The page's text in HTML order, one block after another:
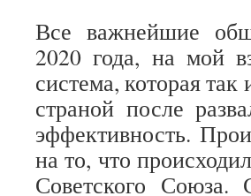
Все важнейшие
2020 года, на мой
система, которая
страной после
эффективность.
на то, что
Советского Союза.